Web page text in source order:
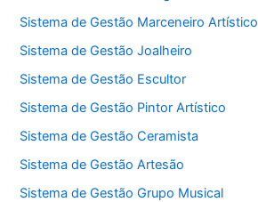
Sistema de Gestão Marceneiro Artístico
Sistema de Gestão Joalheiro
Sistema de Gestão Escultor
Sistema de Gestão Pintor Artístico
Sistema de Gestão Ceramista
Sistema de Gestão Artesão
Sistema de Gestão Grupo Musical